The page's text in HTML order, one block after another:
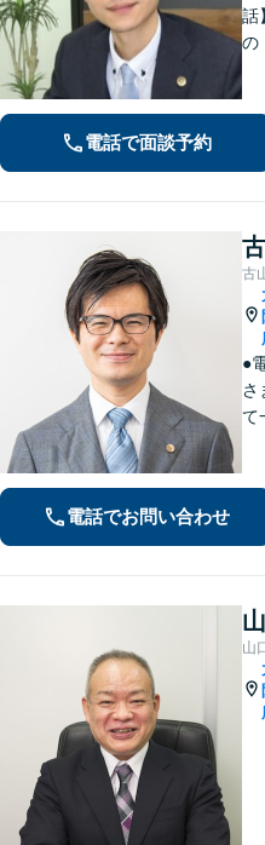
話
の
す
電話で面談予約
古
●
さ
て
0
電話でお問い合わせ
山